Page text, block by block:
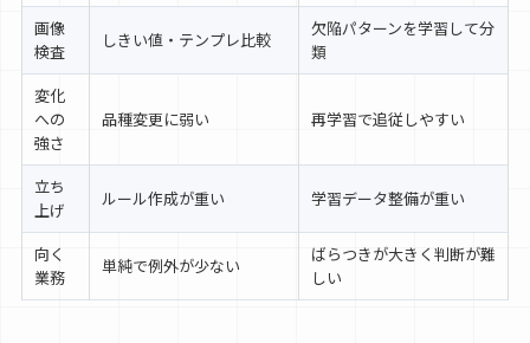
画像
検査
しきい値・テンプレ比較
欠陥パターンを学習して分
類
変化
への
強さ
品種変更に弱い 再学習で追従しやすい
立ち
上げ
ルール作成が重い 学習データ整備が重い
向く
業務
単純で例外が少ない
ばらつきが大きく判断が難
しい